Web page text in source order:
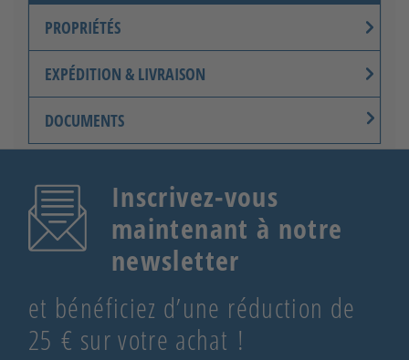
PROPRIÉTÉS
EXPÉDITION & LIVRAISON
DOCUMENTS
Inscrivez-vous
maintenant à notre
newsletter
et bénéficiez d’une réduction de
25 € sur votre achat !